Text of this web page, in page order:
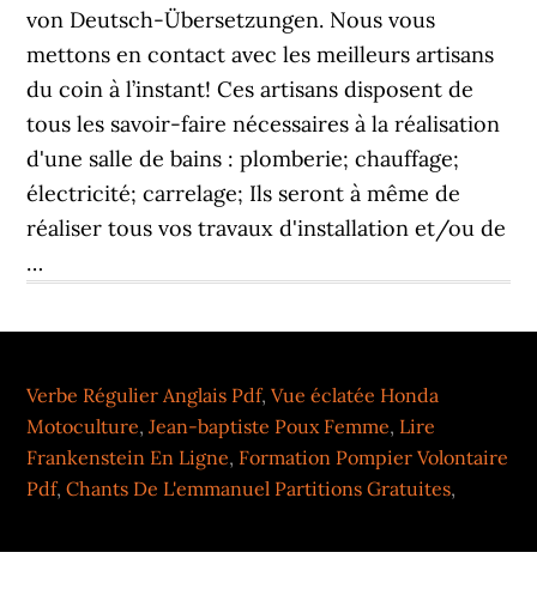
Verbe Régulier Anglais Pdf,Vue éclatée Honda
Motoculture,Jean-baptiste Poux Femme, Lire
Frankenstein En Ligne, Formation Pompier Volontaire
Pdf,Chants De L'emmanuel Partitions Gratuites,